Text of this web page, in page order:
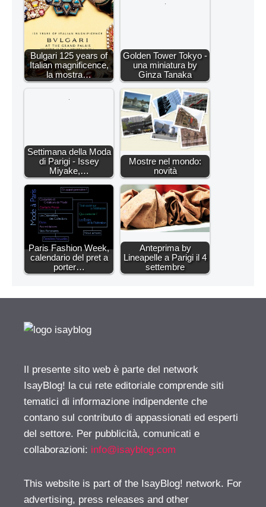
Bulgari 125 years of
Italian magnificence,
la mostra…
Golden Tower Tokyo -
una miniatura by
Ginza Tanaka
Settimana della Moda
di Parigi - Issey
Miyake,…
Mostre nel mondo:
novità
Paris Fashion Week,
calendario del pret a
porter…
Anteprima by
Lineapelle a Parigi il 4
settembre
Il presente sito web è parte del network
IsayBlog! la cui rete editoriale comprende siti
tematici di informazione indipendente che
contano sul contributo di appassionati ed esperti
del settore. Per pubblicità, comunicati e
collaborazioni: info@isayblog.com
This website is part of the IsayBlog! network. For
advertising, press releases and other